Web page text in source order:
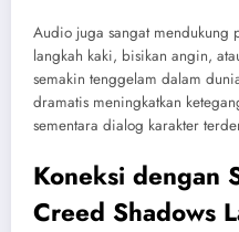
Audio juga sangat mendukung
langkah kaki, bisikan angin,
semakin tenggelam dalam
dramatis meningkatkan
sementara dialog karakter
Koneksi dengan
Creed Shadows